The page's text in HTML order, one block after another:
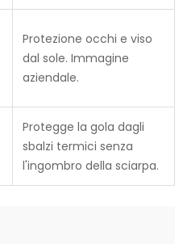
Protezione occhi e viso
dal sole. Immagine
aziendale.
Protegge la gola dagli
sbalzi termici senza
l'ingombro della sciarpa.